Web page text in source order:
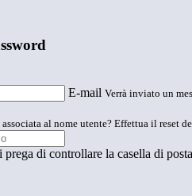
E-mail Verrà inviato un
al nome utente? Effettua il reset
di controllare la casella di